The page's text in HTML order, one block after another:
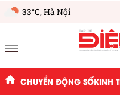
33°C,Hà Nội
CHUYỂN ĐỘNG SỐKINH